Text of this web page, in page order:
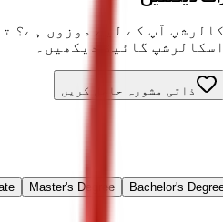
آپ کے لیے موزوں ہے؟
گائیڈ دیکھیں۔
ذاتی مشورہ حاصل کریں
Bachelor's
Master's Degree